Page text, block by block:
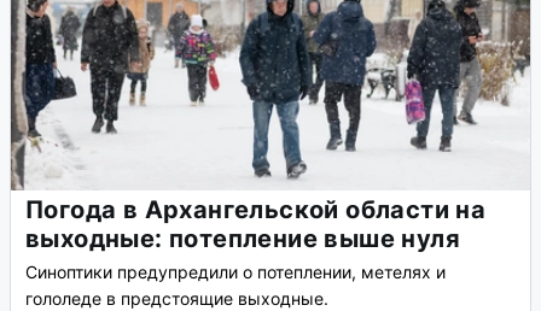
Погода в Архангельской области на
выходные: потепление выше нуля
Синоптики предупредили о потеплении, метелях и
гололеде в предстоящие выходные.